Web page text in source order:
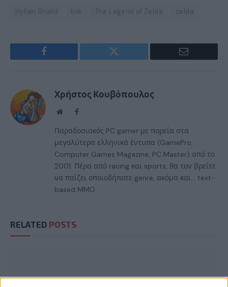
Hylian Shield link The Legend of Zelda zelda
Facebook Twitter Email
Χρήστος Κουβόπουλος
WebsiteFacebook
Παραδοσιακός PC gamer με πορεία στα
μεγαλύτερα ελληνικά έντυπα (GamePro,
Computer Games Magazine, PC Master) από το
2001. Πέρα από racing και sports, θα τον βρείτε
να παίζει οποιοδήποτε genre, ακόμα και... text-
based MMO.
RELATED POSTS